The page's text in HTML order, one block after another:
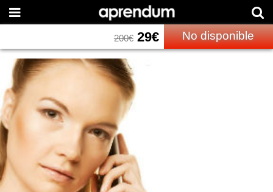
200€29€ No disponible